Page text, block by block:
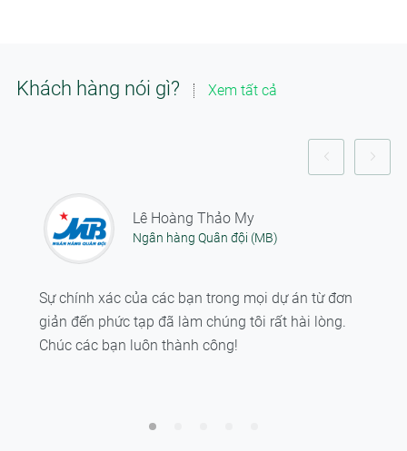
Khách hàng nói gì? Xem tất cả
Lê Hoàng Thảo My
Ngân hàng Quân đội (MB)
Sự chính xác của các bạn trong mọi dự án từ đơn
giản đến phức tạp đã làm chúng tôi rất hài lòng.
Chúc các bạn luôn thành công!